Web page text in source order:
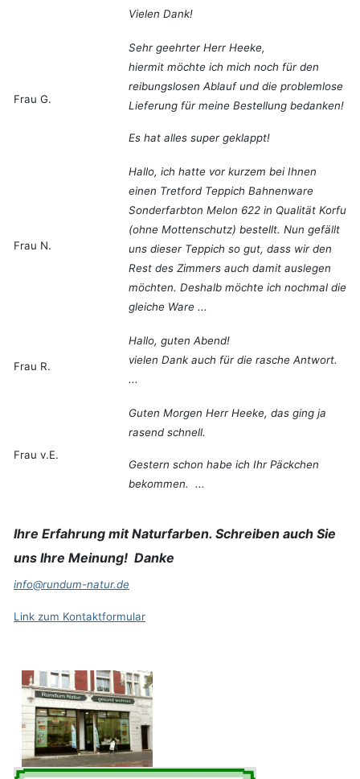
Vielen Dank!
Frau G.
Sehr geehrter Herr Heeke,
hiermit möchte ich mich noch für den
reibungslosen Ablauf und die problemlose
Lieferung für meine Bestellung bedanken!
Es hat alles super geklappt!
Frau N.
Hallo, ich hatte vor kurzem bei Ihnen
einen Tretford Teppich Bahnenware
Sonderfarbton Melon 622 in Qualität Korfu
(ohne Mottenschutz) bestellt. Nun gefällt
uns dieser Teppich so gut, dass wir den
Rest des Zimmers auch damit auslegen
möchten. Deshalb möchte ich nochmal die
gleiche Ware ...
Frau R.
Hallo, guten Abend!
vielen Dank auch für die rasche Antwort.
...
Frau v.E.
Guten Morgen Herr Heeke, das ging ja
rasend schnell.
Gestern schon habe ich Ihr Päckchen
bekommen. ...
Ihre Erfahrung mit Naturfarben. Schreiben auch Sie
uns Ihre Meinung! Danke
info@rundum-natur.de
Link zum Kontaktformular